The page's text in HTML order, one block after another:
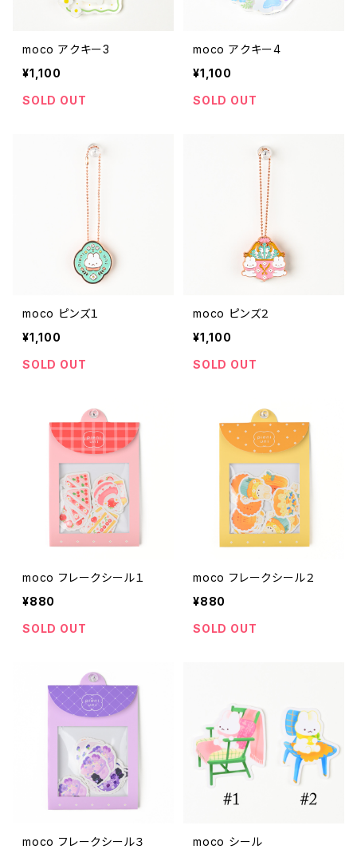
moco アクキー3
¥1,100
SOLD OUT
moco アクキー4
¥1,100
SOLD OUT
moco ピンズ１
¥1,100
SOLD OUT
moco ピンズ２
¥1,100
SOLD OUT
moco フレークシール１
¥880
SOLD OUT
moco フレークシール２
¥880
SOLD OUT
moco フレークシール３ moco シール